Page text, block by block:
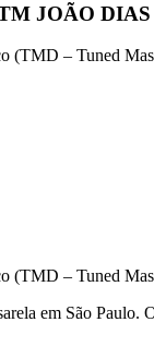
JOÃO DIAS
– Tuned
– Tuned
em São